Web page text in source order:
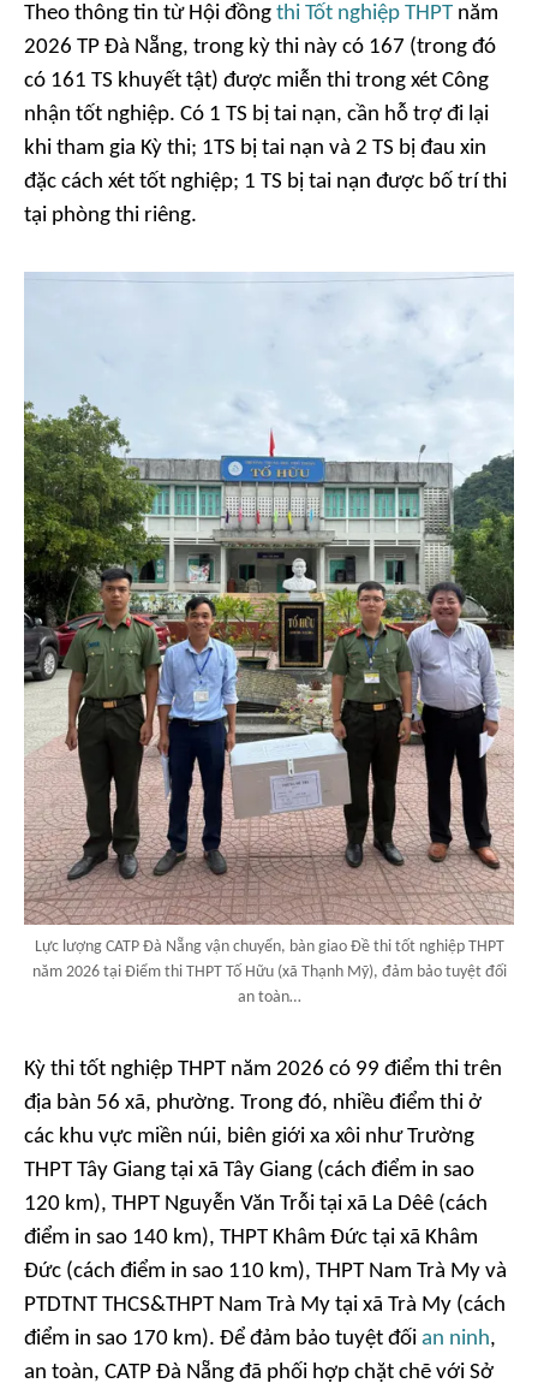
Theo thông tin từ Hội đồng thi Tốt nghiệp THPT năm
2026 TP Đà Nẵng, trong kỳ thi này có 167 (trong đó
có 161 TS khuyết tật) được miễn thi trong xét Công
nhận tốt nghiệp. Có 1 TS bị tai nạn, cần hỗ trợ đi lại
khi tham gia Kỳ thi; 1TS bị tai nạn và 2 TS bị đau xin
đặc cách xét tốt nghiệp; 1 TS bị tai nạn được bố trí thi
tại phòng thi riêng.
Lực lượng CATP Đà Nẵng vận chuyển, bàn giao Đề thi tốt nghiệp THPT
năm 2026 tại Điểm thi THPT Tố Hữu (xã Thạnh Mỹ), đảm bảo tuyệt đối
an toàn…
Kỳ thi tốt nghiệp THPT năm 2026 có 99 điểm thi trên
địa bàn 56 xã, phường. Trong đó, nhiều điểm thi ở
các khu vực miền núi, biên giới xa xôi như Trường
THPT Tây Giang tại xã Tây Giang (cách điểm in sao
120 km), THPT Nguyễn Văn Trỗi tại xã La Dêê (cách
điểm in sao 140 km), THPT Khâm Đức tại xã Khâm
Đức (cách điểm in sao 110 km), THPT Nam Trà My và
PTDTNT THCS&THPT Nam Trà My tại xã Trà My (cách
điểm in sao 170 km). Để đảm bảo tuyệt đối an ninh,
an toàn, CATP Đà Nẵng đã phối hợp chặt chẽ với Sở